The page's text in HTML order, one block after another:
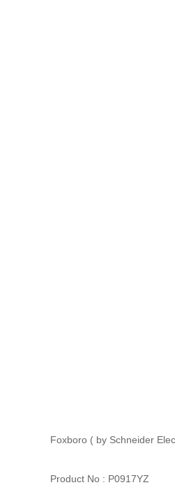
Foxboro ( by Schneider
Product No : P0917YZ